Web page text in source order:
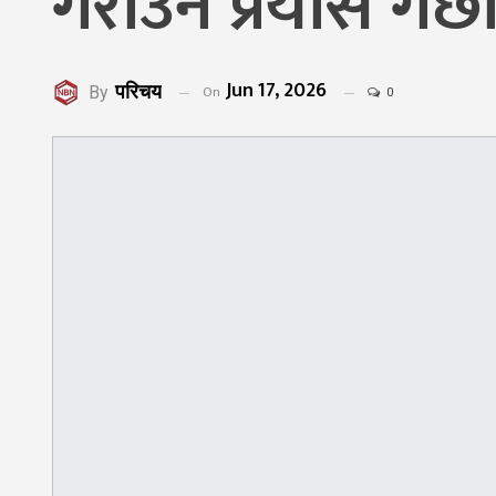
By परिचय On Jun 17, 2026 0